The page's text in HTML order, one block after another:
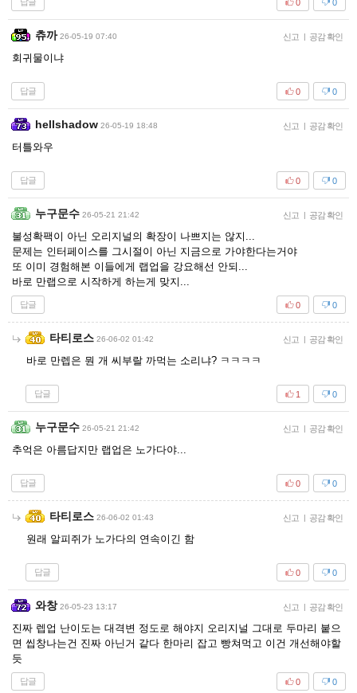
0
0
츄까 26-05-19 07:40 신고 | 공감 확인
회귀물이냐
답글 0
0
hellshadow 26-05-19 18:48 신고 | 공감 확인
터틀와우
답글 0
0
누구문수 26-05-21 21:42 신고 | 공감 확인
불성확팩이 아닌 오리지널의 확장이 나쁘지는 않지...
문제는 인터페이스를 그시절이 아닌 지금으로 가야한다는거야
또 이미 경험해본 이들에게 랩업을 강요해선 안되...
바로 만랩으로 시작하게 하는게 맞지...
답글 0
0
타티로스 26-06-02 01:42 신고 | 공감 확인
바로 만렙은 뭔 개 씨부랄 까먹는 소리냐? ㅋㅋㅋㅋ
답글 0
1
누구문수 26-05-21 21:42 신고 | 공감 확인
추억은 아름답지만 랩업은 노가다야...
답글 0
0
타티로스 26-06-02 01:43 신고 | 공감 확인
원래 알피쥐가 노가다의 연속이긴 함
답글 0
0
와창 26-05-23 13:17 신고 | 공감 확인
진짜 렙업 난이도는 대격변 정도로 해야지 오리지널 그대로 두마리 붙으
면 씹창나는건 진짜 아닌거 같다 한마리 잡고 빵쳐먹고 이건 개선해야할
듯
답글 0
0